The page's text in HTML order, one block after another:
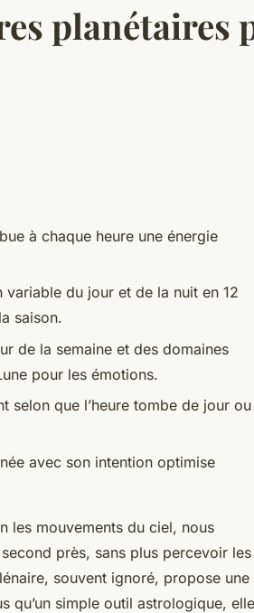
planétaires
à chaque heure une énergie
variable du jour et de la nuit en 12
saison.
de la semaine et des domaines
pour les émotions.
selon que l’heure tombe de jour ou
avec son intention optimise
les mouvements du ciel, nous
près, sans plus percevoir les
souvent ignoré, propose une
qu’un simple outil astrologique,